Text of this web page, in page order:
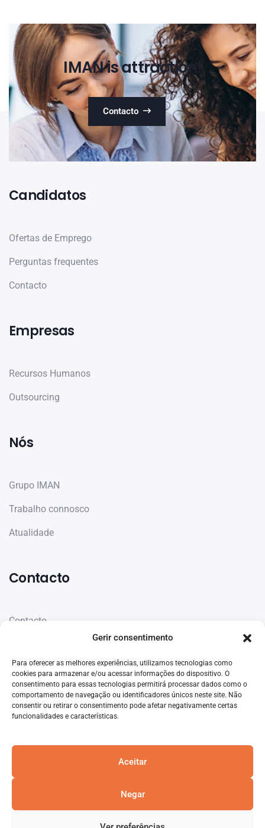
Gerir consentimento
Para oferecer as melhores experiências, utilizamos tecnologias como
cookies para armazenar e/ou acessar informações do dispositivo. O
consentimento para essas tecnologias permitirá processar dados como o
comportamento de navegação ou identificadores únicos neste site. Não
consentir ou retirar o consentimento pode afetar negativamente certas
funcionalidades e características.
Aceitar
Negar
IMAN is attraction!
Contacto
Candidatos
Ofertas de Emprego
Perguntas frequentes
Contacto
Empresas
Recursos Humanos
Outsourcing
Nós
Grupo IMAN
Trabalho connosco
Atualidade
Contacto
Contacto